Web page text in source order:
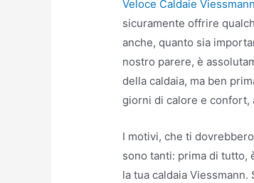
Veloce Caldaie
sicuramente offrire
anche, quanto sia
nostro parere, è
della caldaia, ma ben
giorni di calore e confort,
I motivi, che ti
sono tanti: prima di tutto,
la tua caldaia